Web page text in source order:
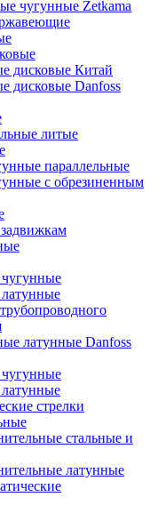
чугунные Zetkama
дисковые Китай
дисковые Danfoss
литые
параллельные
с обрезиненным
латунные Danfoss
стрелки
стальные и
латунные